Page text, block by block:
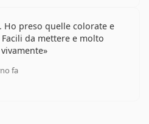
preso quelle colorate e
da mettere e molto
fa
5 di 5